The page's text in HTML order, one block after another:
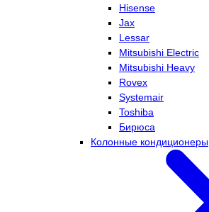
Hisense
Jax
Lessar
Mitsubishi Electric
Mitsubishi Heavy
Rovex
Systemair
Toshiba
Бирюса
Колонные кондиционеры